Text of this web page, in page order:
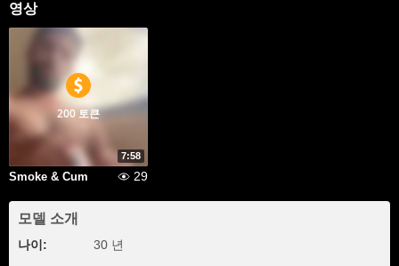
영상
7:58
200 토큰
Smoke & Cum 29
모델 소개
나이: 30 년